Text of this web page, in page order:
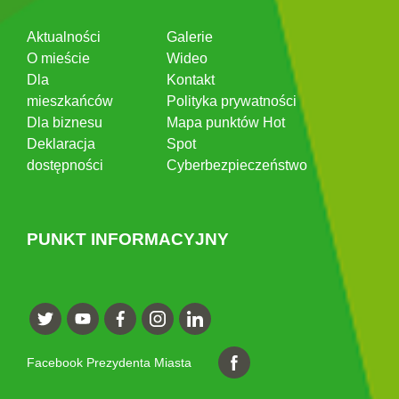
Aktualności
O mieście
Dla
mieszkańców
Dla biznesu
Deklaracja
dostępności
Galerie
Wideo
Kontakt
Polityka prywatności
Mapa punktów Hot
Spot
Cyberbezpieczeństwo
PUNKT INFORMACYJNY
Facebook Prezydenta Miasta